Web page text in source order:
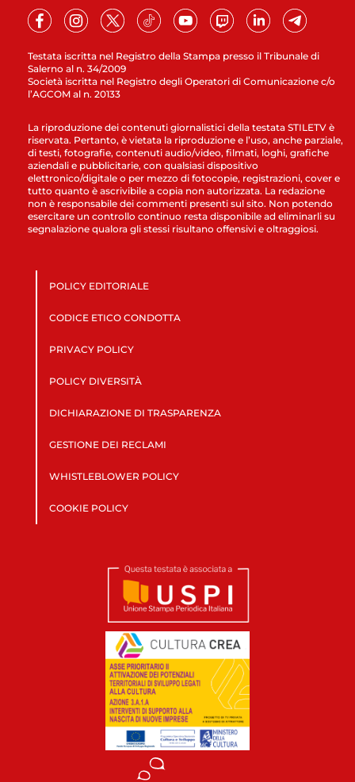
Testata iscritta nel Registro della Stampa presso il Tribunale di
Salerno al n. 34/2009
Società iscritta nel Registro degli Operatori di Comunicazione c/o
l’AGCOM al n. 20133
La riproduzione dei contenuti giornalistici della testata STILETV è
riservata. Pertanto, è vietata la riproduzione e l’uso, anche parziale,
di testi, fotografie, contenuti audio/video, filmati, loghi, grafiche
aziendali e pubblicitarie, con qualsiasi dispositivo
elettronico/digitale o per mezzo di fotocopie, registrazioni, cover e
tutto quanto è ascrivibile a copia non autorizzata. La redazione
non è responsabile dei commenti presenti sul sito. Non potendo
esercitare un controllo continuo resta disponibile ad eliminarli su
segnalazione qualora gli stessi risultano offensivi e oltraggiosi.
POLICY EDITORIALE
CODICE ETICO CONDOTTA
PRIVACY POLICY
POLICY DIVERSITÀ
DICHIARAZIONE DI TRASPARENZA
GESTIONE DEI RECLAMI
WHISTLEBLOWER POLICY
COOKIE POLICY